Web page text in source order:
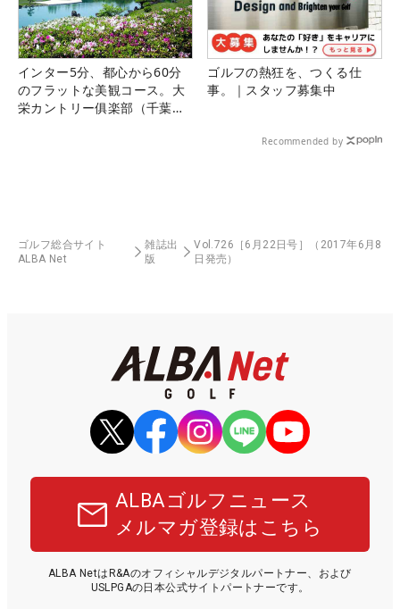
インター5分、都心から60分
のフラットな美観コース。大
栄カントリー俱楽部（千葉
ゴルフの熱狂を、つくる仕
事。｜スタッフ募集中
Recommended by
ゴルフ総合サイト
ALBA Net
雑誌出
版
Vol.726［6月22日号］（2017年6月8
日発売）
ALBAゴルフニュース
メルマガ登録はこちら
ALBA NetはR&Aのオフィシャルデジタルパートナー、および
USLPGAの日本公式サイトパートナーです。